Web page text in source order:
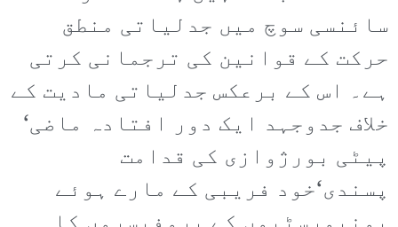
سائنسی سوچ میں جدلیاتی منطق
حرکت کے قوانین کی ترجمانی کرتی
ہے۔ اس کے برعکس جدلیاتی مادیت کے
خلاف جدوجہد ایک دور افتادہ ماضی‘
پیٹی بورژوازی کی قدامت
پسندی‘خود فریبی کے مارے ہوئے